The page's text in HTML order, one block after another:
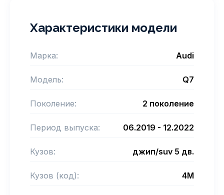
Характеристики модели
Марка: Audi
Модель: Q7
Поколение: 2 поколение
Период выпуска: 06.2019 - 12.2022
Кузов: джип/suv 5 дв.
Кузов (код): 4M